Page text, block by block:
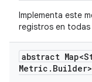
Implementa este
registros en todas
abstract
Metric . Builder>